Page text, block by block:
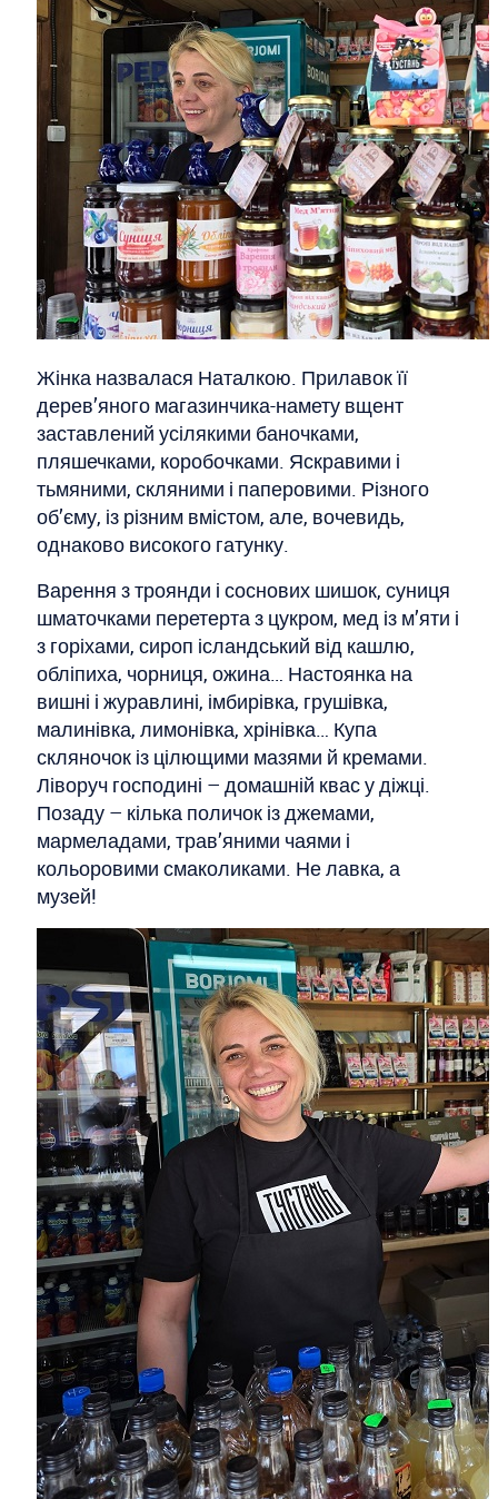
Жінка назвалася Наталкою. Прилавок її
дерев’яного магазинчика-намету вщент
заставлений усілякими баночками,
пляшечками, коробочками. Яскравими і
тьмяними, скляними і паперовими. Різного
об’єму, із різним вмістом, але, вочевидь,
однаково високого гатунку.
Варення з троянди і соснових шишок, суниця
шматочками перетерта з цукром, мед із м’яти і
з горіхами, сироп ісландський від кашлю,
обліпиха, чорниця, ожина… Настоянка на
вишні і журавлині, імбирівка, грушівка,
малинівка, лимонівка, хрінівка… Купа
скляночок із цілющими мазями й кремами.
Ліворуч господині – домашній квас у діжці.
Позаду – кілька поличок із джемами,
мармеладами, трав’яними чаями і
кольоровими смаколиками. Не лавка, а
музей!